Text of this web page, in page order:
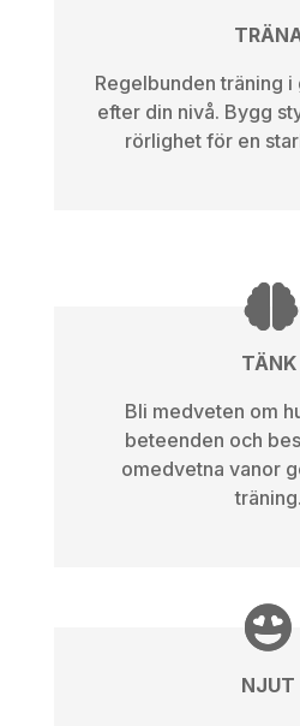
Regelbunden träning i
efter din nivå. Bygg
rörlighet för en
TÄNK
Bli medveten om
beteenden och
omedvetna vanor
träning.
NJUT